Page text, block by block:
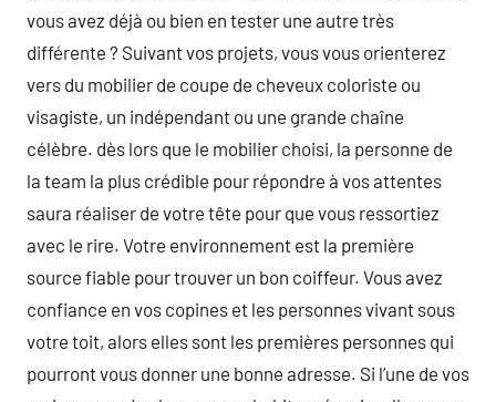
vous avez déjà ou bien en tester une autre très
différente ? Suivant vos projets, vous vous orienterez
vers du mobilier de coupe de cheveux coloriste ou
visagiste, un indépendant ou une grande chaîne
célèbre. dès lors que le mobilier choisi, la personne de
la team la plus crédible pour répondre à vos attentes
saura réaliser de votre tête pour que vous ressortiez
avec le rire. Votre environnement est la première
source fiable pour trouver un bon coiffeur. Vous avez
confiance en vos copines et les personnes vivant sous
votre toit, alors elles sont les premières personnes qui
pourront vous donner une bonne adresse. Si l’une de vos